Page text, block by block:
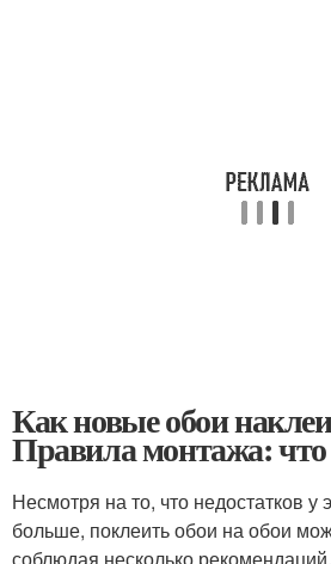
Как новые обои
Правила монтажа: что
Несмотря на то, что недостатков у
больше, поклеить обои на обои